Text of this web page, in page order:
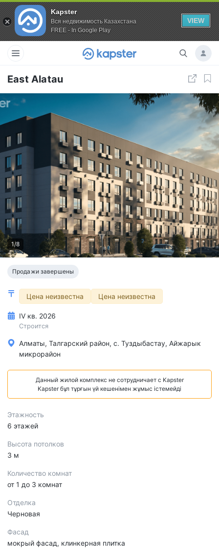
Kapster
Вся недвижимость Казахстана
FREE - In Google Play
VIEW
East Alatau
1/8
Продажи завершены
Цена неизвестна Цена неизвестна
IV кв. 2026
Строится
Алматы, Талгарский район, с. Туздыбастаy, Айжарык
микрорайон
Данный жилой комплекс не сотрудничает с Kapster
Kapster бұл тұрғын үй кешенімен жұмыс істемейді
Этажность
6 этажей
Высота потолков
3 м
Количество комнат
от 1 до 3 комнат
Отделка
Черновая
Фасад
мокрый фасад, клинкерная плитка